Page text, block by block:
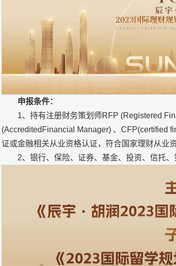
申报条件：
1、持有注册财务策划师RFP (Registered
(AccreditedFinancial Manager) 、CFP(certified
证或金融相关从业资格认证，符合国家理财从业
2、银行、保险、证券、基金、投资、信托